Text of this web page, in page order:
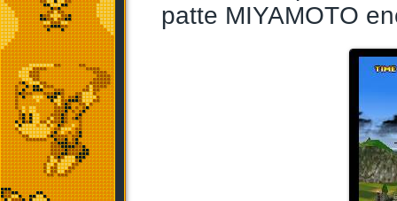
patte MIYAMOTO